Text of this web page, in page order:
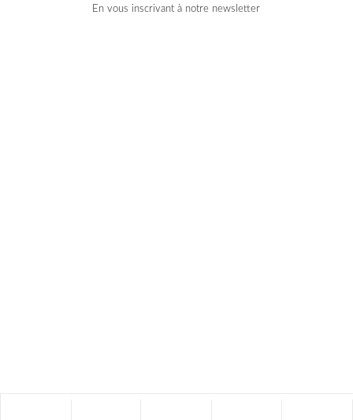
En vous inscrivant à notre newsletter